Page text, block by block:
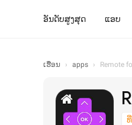
ອັນດັບສູງສຸດ ແອບ
ເຮືອນ › apps › Remote